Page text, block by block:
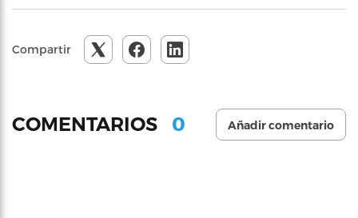
Compartir
COMENTARIOS 0 Añadir comentario